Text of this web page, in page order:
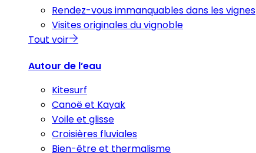
Rendez-vous immanquables dans les vignes
Visites originales du vignoble
Tout voir
Autour de l’eau
Kitesurf
Canoë et Kayak
Voile et glisse
Croisières fluviales
Bien-être et thermalisme